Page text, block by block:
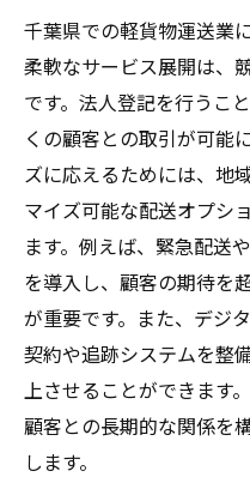
千葉県での軽貨物運送業
柔軟なサービス展開は、
です。法人登記を行うこ
くの顧客との取引が可能
ズに応えるためには、地
マイズ可能な配送オプシ
ます。例えば、緊急配送
を導入し、顧客の期待を
が重要です。また、デジ
契約や追跡システムを整
上させることができます
顧客との長期的な関係を
します。